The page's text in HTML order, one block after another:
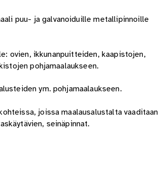
puu- ja galvanoiduille metallipinnoille
ovien, ikkunanpuitteiden, kaapistojen,
pohjamaalaukseen.
ym. pohjamaalaukseen.
joissa maalausalustalta vaaditaan
seinäpinnat.